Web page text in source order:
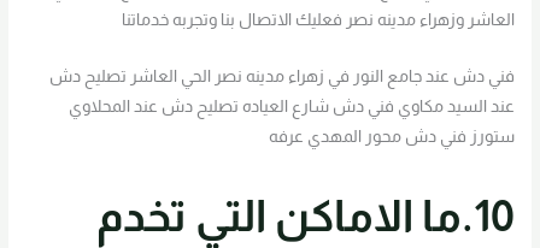
العاشر وزهراء مدينه نصر فعليك الاتصال بنا وتجربه خدماتنا
فني دش عند جامع النور في زهراء مدينه نصر الحي العاشر تصليح دش
عند السيد مكاوي فني دش شارع العياده تصليح دش عند المحلاوي
ستورز فني دش محور المهدي عرفه
10.ما الاماكن التي تخدم